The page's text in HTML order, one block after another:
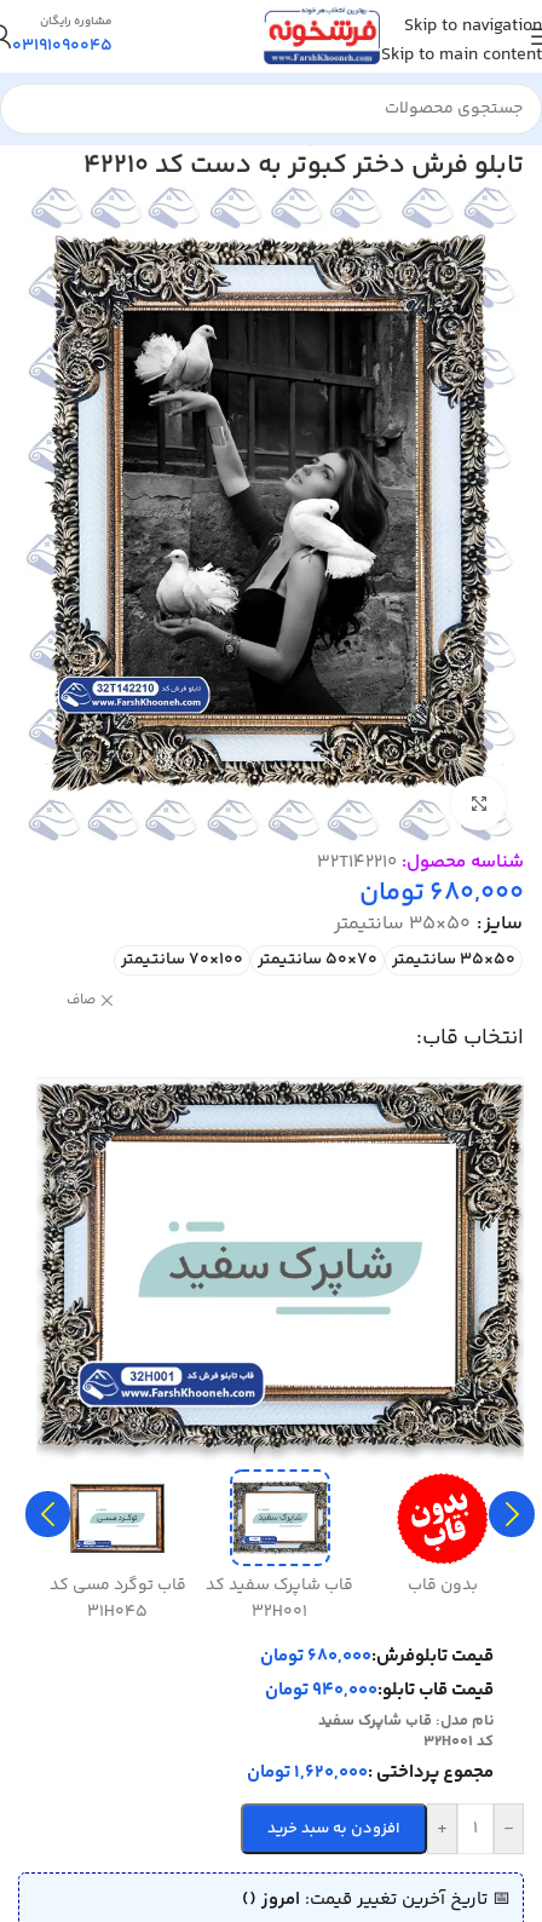
Skip to navigation
Skip to main content
مشاوره رایگان
03191090045
خانه/تابلو فرش/تابلو فرش پرتره
تابلو فرش دختر کبوتر به دست کد 42210
بزرگنمایی تصویر
شناسه محصول: 32T142210
680,000تومان
سایز 50×35 سانتیمتر
50×35 سانتیمتر 70×50 سانتیمتر 100×70 سانتیمتر
صاف
انتخاب قاب:
بدون قاب
قاب شاپرک سفید کد
32H001
قاب توگرد مسی کد
31H045
قیمت تابلوفرش:680,000 تومان
قیمت قاب تابلو:940,000 تومان
نام مدل: قاب شاپرک سفید
کد 32H001
مجموع پرداختی :1,620,000 تومان
-
+ افزودن به سبد خرید
📅 تاریخ آخرین تغییر قیمت: امروز ()